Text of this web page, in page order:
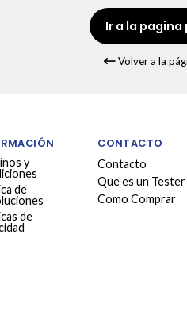
Ir a la
Volver a la
y
de
de
CONTACTO
Contacto
Que es un Tester
Como Comprar